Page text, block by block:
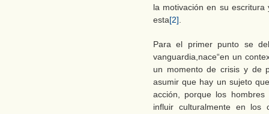
la motivación en su
esta[2]
Para el primer punto se
vanguardia,nace“en un
un momento de crisis y de
asumir que hay un sujeto
acción, porque los
influir culturalmente en los